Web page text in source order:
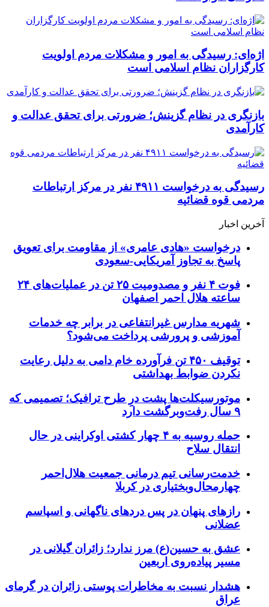
اژه‌ای: رسیدگی به امور و مشکلات مردم اولویت
کارگزاران نظام اسلامی است
بازنگری در نظام گزینش؛ ضرورتی برای تحقق عدالت و
کارآمدی
رسیدگی به درخواست ۴۹۱۱ نفر در مرکز ارتباطات
مردمی قوه قضائیه
آخرین اخبار
درخواست «هادی عامری» از مقاومت برای تعویق
پاسخ به تجاوز آمریکایی-سعودی
فوت ۴ نفر و مصدومیت ۲۵ تن در عملیات‌های ۲۴
ساعته هلال احمر اصفهان
شهریه مدارس غیرانتفاعی در برابر چه خدمات
آموزشی و پرورشی پرداخت می‌شود؟
توقیف ۴۵۰ تن فرآورده خام دامی به دلیل رعایت
نکردن ضوابط بهداشتی
موتورسیکلت‌ها پشت درِ طرح ترافیک؛ تصمیمی که
۹ سال رفت‌وبرگشت دارد
حمله روسیه به ۴ چهار کشتی اوکراینی در حال
انتقال سلاح
خدمت‌رسانی تیم درمانی جمعیت هلال‌احمر
چهارمحال‌وبختیاری در کربلا
رازهای پنهان در پس دردهای ناگهانی و اسپاسم
عضلانی
عشق به حسین(ع) مرز ندارد؛ زائران گیلانی در
مسیر پیاده‌روی اربعین
هشدار نسبت به مخاطرات پوستی زائران در گرمای
عراق